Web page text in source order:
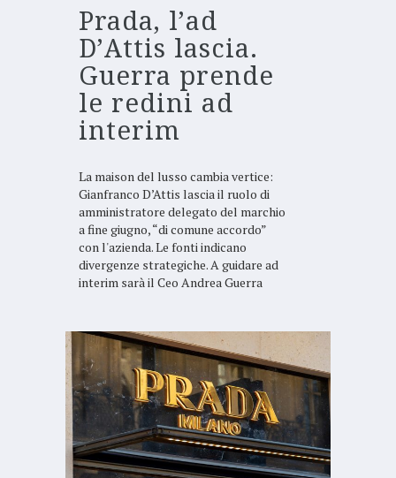
Prada, l’ad
D’Attis lascia.
Guerra prende
le redini ad
interim
La maison del lusso cambia vertice:
Gianfranco D’Attis lascia il ruolo di
amministratore delegato del marchio
a fine giugno, “di comune accordo”
con l'azienda. Le fonti indicano
divergenze strategiche. A guidare ad
interim sarà il Ceo Andrea Guerra